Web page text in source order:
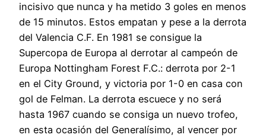
incisivo que nunca y ha metido 3 goles en menos
de 15 minutos. Estos empatan y pese a la derrota
del Valencia C.F. En 1981 se consigue la
Supercopa de Europa al derrotar al campeón de
Europa Nottingham Forest F.C.: derrota por 2-1
en el City Ground, y victoria por 1-0 en casa con
gol de Felman. La derrota escuece y no será
hasta 1967 cuando se consiga un nuevo trofeo,
en esta ocasión del Generalísimo, al vencer por